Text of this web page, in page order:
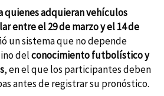
quienes adquieran vehículos
entre el 29 de marzo y el 14 de
un sistema que no depende
delconocimiento futbolístico y
, en el que los participantes deben
antes de registrar su pronóstico.